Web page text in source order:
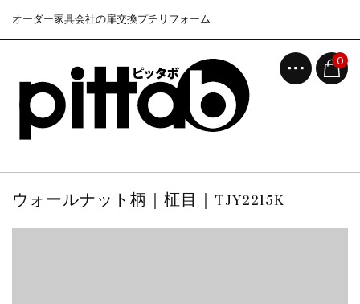
オーダー家具会社の扉交換プチリフォーム
0
ウォールナット柄｜柾目｜TJY2215K